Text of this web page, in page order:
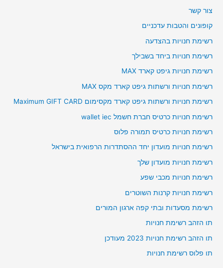
צור קשר
קופונים והטבות עדכניים
רשימת חנויות בהצדעה
רשימת חנויות ביחד בשבילך
רשימת חנויות גיפט קארד MAX
רשימת חנויות ורשתות גיפט קארד מקס MAX
רשימת חנויות ורשתות גיפט קארד מקסימום Maximum GIFT CARD
רשימת חנויות כרטיס חברת חשמל wallet iec
רשימת חנויות כרטיס תמורה פלוס
רשימת חנויות מועדון יחד ההסתדרות הרפואית בישראל
רשימת חנויות מועדון שלך
רשימת חנויות מכבי שפע
רשימת חנויות קרנות השוטרים
רשימת מסעדות ובתי קפה ארגון המורים
תו הזהב רשימת חנויות
תו הזהב רשימת חנויות 2023 מעודכן
תו פלוס רשימת חנויות